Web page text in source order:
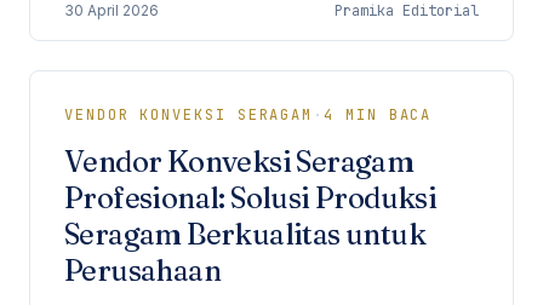
30 April 2026 Pramika Editorial
VENDOR KONVEKSI SERAGAM ·4 MIN BACA
Vendor Konveksi Seragam
Profesional: Solusi Produksi
Seragam Berkualitas untuk
Perusahaan